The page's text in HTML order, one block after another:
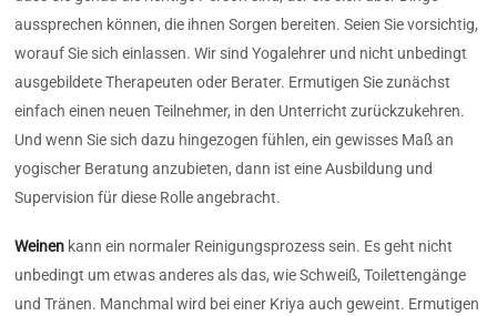
aussprechen können, die ihnen Sorgen bereiten. Seien Sie vorsichtig,
worauf Sie sich einlassen. Wir sind Yogalehrer und nicht unbedingt
ausgebildete Therapeuten oder Berater. Ermutigen Sie zunächst
einfach einen neuen Teilnehmer, in den Unterricht zurückzukehren.
Und wenn Sie sich dazu hingezogen fühlen, ein gewisses Maß an
yogischer Beratung anzubieten, dann ist eine Ausbildung und
Supervision für diese Rolle angebracht.
Weinen kann ein normaler Reinigungsprozess sein. Es geht nicht
unbedingt um etwas anderes als das, wie Schweiß, Toilettengänge
und Tränen. Manchmal wird bei einer Kriya auch geweint. Ermutigen